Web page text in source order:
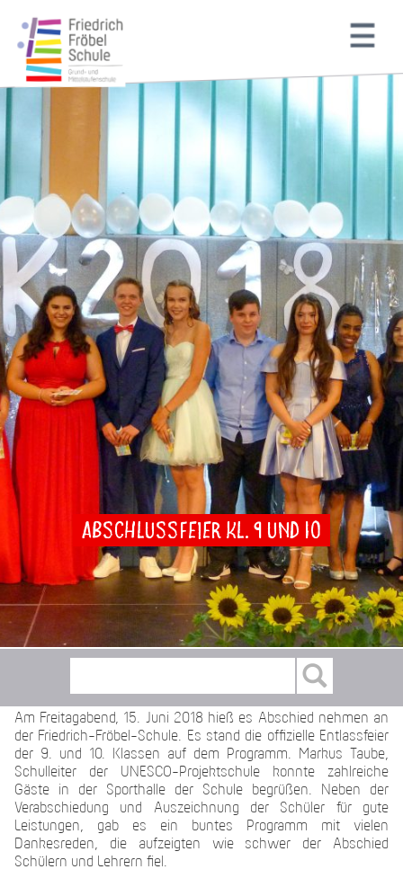
Abschlussfeier Kl. 9 und 10
Am Freitagabend, 15. Juni 2018 hieß es Abschied nehmen an
der Friedrich-Fröbel-Schule. Es stand die offizielle Entlassfeier
der 9. und 10. Klassen auf dem Programm. Markus Taube,
Schulleiter der UNESCO-Projektschule konnte zahlreiche
Gäste in der Sporthalle der Schule begrüßen. Neben der
Verabschiedung und Auszeichnung der Schüler für gute
Leistungen, gab es ein buntes Programm mit vielen
Dankesreden, die aufzeigten wie schwer der Abschied
Schülern und Lehrern fiel.